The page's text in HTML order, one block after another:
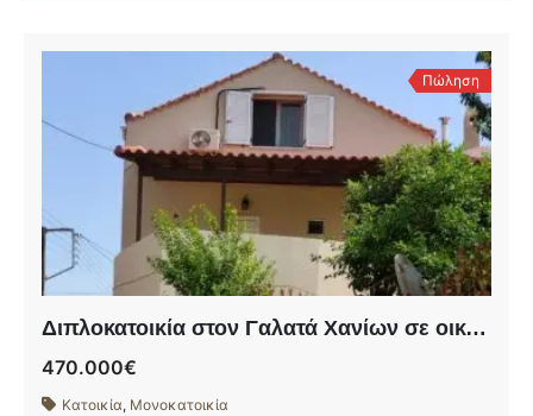
Πώληση
Διπλοκατοικία στον Γαλατά Χανίων σε οικόπεδο 249,73τ.μ
470.000€
Κατοικία, Μονοκατοικία